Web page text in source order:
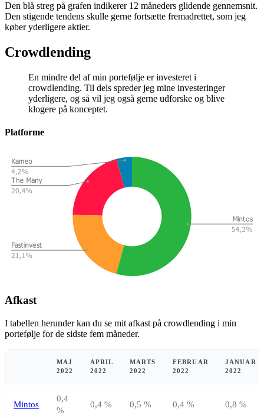
Den blå streg på grafen indikerer 12 måneders glidende gennemsnit.
Den stigende tendens skulle gerne fortsætte fremadrettet, som jeg
køber yderligere aktier.
Crowdlending
En mindre del af min portefølje er investeret i
crowdlending. Til dels spreder jeg mine investeringer
yderligere, og så vil jeg også gerne udforske og blive
klogere på konceptet.
Platforme
Afkast
I tabellen herunder kan du se mit afkast på crowdlending i min
portefølje for de sidste fem måneder.
MAJ
2022
APRIL
2022
MARTS
2022
FEBRUAR
2022
JANUAR
2022
Mintos
0,4
%
0,4 % 0,5 % 0,4 % 0,8 %